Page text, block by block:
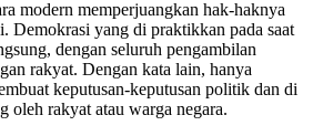
modern memperjuangkan hak-haknya
Demokrasi yang di praktikkan pada saat
dengan seluruh pengambilan
rakyat. Dengan kata lain, hanya
keputusan-keputusan politik dan di
oleh rakyat atau warga negara.